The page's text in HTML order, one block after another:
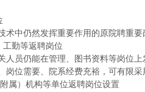
术中仍然发挥重要作用的原院聘重
工勤等返聘岗位
人员仍能在管理、图书资料等岗位
岗位需要、院系经费充裕，可有限
属）机构等单位返聘岗位设置